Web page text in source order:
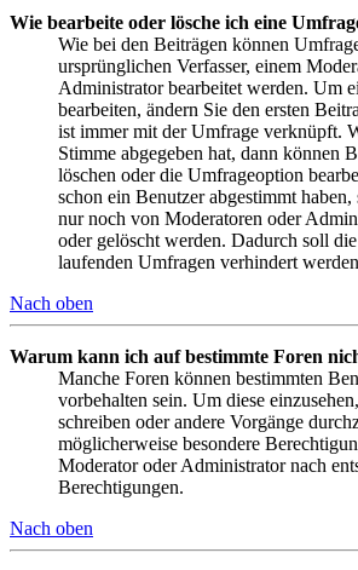
Wie bearbeite oder lösche ich eine
Wie bei den Beiträgen können
ursprünglichen Verfasser, einem
Administrator bearbeitet werden. Um
bearbeiten, ändern Sie den ersten
ist immer mit der Umfrage verknüpft.
Stimme abgegeben hat, dann können
löschen oder die Umfrageoption
schon ein Benutzer abgestimmt
nur noch von Moderatoren oder
oder gelöscht werden. Dadurch soll
laufenden Umfragen verhindert
Nach oben
Warum kann ich auf bestimmte Foren
Manche Foren können bestimmten
vorbehalten sein. Um diese
schreiben oder andere Vorgänge
möglicherweise besondere
Moderator oder Administrator nach
Berechtigungen.
Nach oben